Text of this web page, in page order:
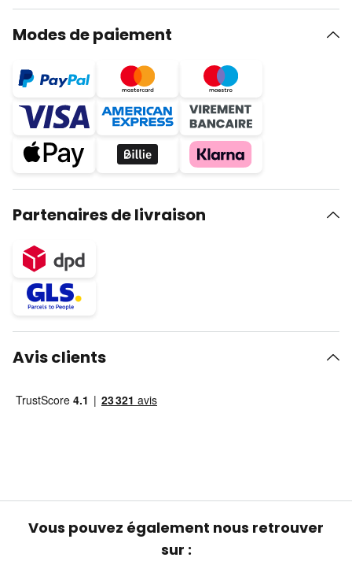
Modes de paiement
Partenaires de livraison
Avis clients
Vous pouvez également nous retrouver
sur :